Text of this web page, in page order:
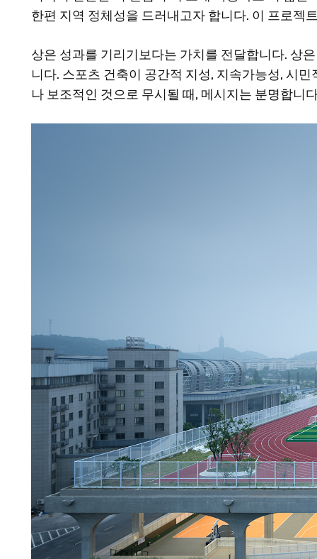
한편 지역 정체성을 드러내고자 합니다. 이 프로젝
상은 성과를 기리기보다는 가치를 전달합니다. 상
니다. 스포츠 건축이 공간적 지성, 지속가능성, 시
나 보조적인 것으로 무시될 때, 메시지는 분명합니